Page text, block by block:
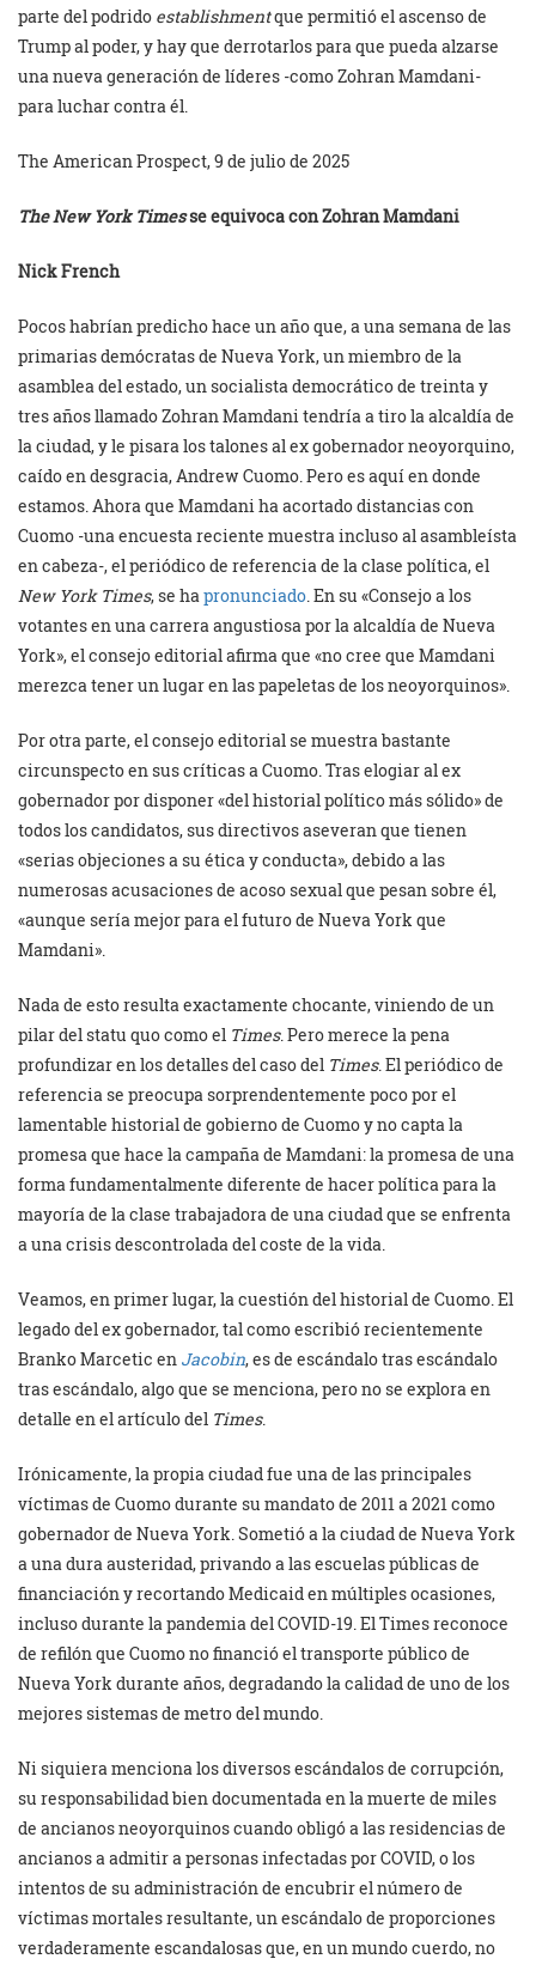
parte del podrido establishmentque permitió el ascenso de
Trump al poder, y hay que derrotarlos para que pueda alzarse
una nueva generación de líderes -como Zohran Mamdani-
para luchar contra él.
The American Prospect, 9 de julio de 2025
The New York Timesse equivoca con Zohran Mamdani
Nick French
Pocos habrían predicho hace un año que, a una semana de las
primarias demócratas de Nueva York, un miembro de la
asamblea del estado, un socialista democrático de treinta y
tres años llamado Zohran Mamdani tendría a tiro la alcaldía de
la ciudad, y le pisara los talones al ex gobernador neoyorquino,
caído en desgracia, Andrew Cuomo. Pero es aquí en donde
estamos. Ahora que Mamdani ha acortado distancias con
Cuomo -una encuesta reciente muestra incluso al asambleísta
en cabeza-, el periódico de referencia de la clase política, el
New York Times, se hapronunciado. En su «Consejo a los
votantes en una carrera angustiosa por la alcaldía de Nueva
York», el consejo editorial afirma que «no cree que Mamdani
merezca tener un lugar en las papeletas de los neoyorquinos».
Por otra parte, el consejo editorial se muestra bastante
circunspecto en sus críticas a Cuomo. Tras elogiar al ex
gobernador por disponer «del historial político más sólido» de
todos los candidatos, sus directivos aseveran que tienen
«serias objeciones a su ética y conducta», debido a las
numerosas acusaciones de acoso sexual que pesan sobre él,
«aunque sería mejor para el futuro de Nueva York que
Mamdani».
Nada de esto resulta exactamente chocante, viniendo de un
pilar del statu quo como el Times. Pero merece la pena
profundizar en los detalles del caso del Times. El periódico de
referencia se preocupa sorprendentemente poco por el
lamentable historial de gobierno de Cuomo y no capta la
promesa que hace la campaña de Mamdani: la promesa de una
forma fundamentalmente diferente de hacer política para la
mayoría de la clase trabajadora de una ciudad que se enfrenta
a una crisis descontrolada del coste de la vida.
Veamos, en primer lugar, la cuestión del historial de Cuomo. El
legado del ex gobernador, tal como escribió recientemente
Branko Marcetic en Jacobin, es de escándalo tras escándalo
tras escándalo, algo que se menciona, pero no se explora en
detalle en el artículo del Times.
Irónicamente, la propia ciudad fue una de las principales
víctimas de Cuomo durante su mandato de 2011 a 2021 como
gobernador de Nueva York. Sometió a la ciudad de Nueva York
a una dura austeridad, privando a las escuelas públicas de
financiación y recortando Medicaid en múltiples ocasiones,
incluso durante la pandemia del COVID-19. El Times reconoce
de refilón que Cuomo no financió el transporte público de
Nueva York durante años, degradando la calidad de uno de los
mejores sistemas de metro del mundo.
Ni siquiera menciona los diversos escándalos de corrupción,
su responsabilidad bien documentada en la muerte de miles
de ancianos neoyorquinos cuando obligó a las residencias de
ancianos a admitir a personas infectadas por COVID, o los
intentos de su administración de encubrir el número de
víctimas mortales resultante, un escándalo de proporciones
verdaderamente escandalosas que, en un mundo cuerdo, no